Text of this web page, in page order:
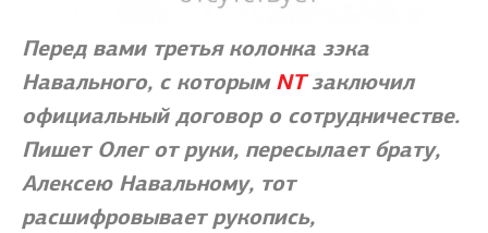
Перед вами третья колонка зэка
Навального, с которымNTзаключил
официальный договор о сотрудничестве.
Пишет Олег от руки, пересылает брату,
Алексею Навальному, тот
расшифровывает рукопись,